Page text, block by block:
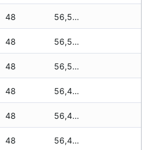
48 56,550 zł
48 56,540 zł
48 56,540 zł
48 56,430 zł
48 56,430 zł
48 56,400 zł